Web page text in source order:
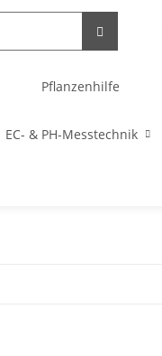
Pflanzenhilfe
EC- & PH-Messtechnik